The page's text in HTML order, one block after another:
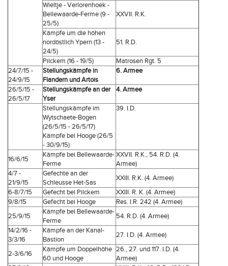
Wieltje - Verlorenhoek -
Bellewaarde-Ferme (9 -
25/5)
XXVII. R.K.
Kämpfe um die höhen
nordöstlich Ypern (13 -
24/5)
51. R.D.
Pilckem (16 - 19/5)
Matrosen Rgt. 5
24/7/15 -
24/9/15
Stellungskämpfe in
Flandern und Artois
6. Armee
26/5/15 -
26/5/17
Stellungskämpfe an der
Yser
4. Armee
Stellungskämpfe im
Wytschaete-Bogen
(26/5/15 - 26/5/17)
Kämpfe bei Hooge (26/5
- 30/9/15)
39. I.D.
16/6/15
Kämpfe bei Bellewaarde-
Ferme
XXVII. R.K., 54. R.D. (4.
Armee)
4/7 -
21/9/15
Gefechte an der
Schleusse Het-Sas
XXIII. R.K. (4. Armee)
6-8/7/15
Gefecht bei Pilckem
XXIII. R. K. (4. Armee)
9/8/15
Gefecht bei Hooge
Res. I.R. 242 (4. Armee)
25/9/15
Kämpfe bei Bellewaarde-
Ferme
54. R.D. (4. Armee)
14/2/16 -
3/3/16
Kämpfe an der Kanal-
Bastion
27. I.D. (4. Armee)
2-3/6/16
Kämpfe um Doppelhöhe
60 und Hooge
26., 27. und 117. I.D. (4.
Armee)